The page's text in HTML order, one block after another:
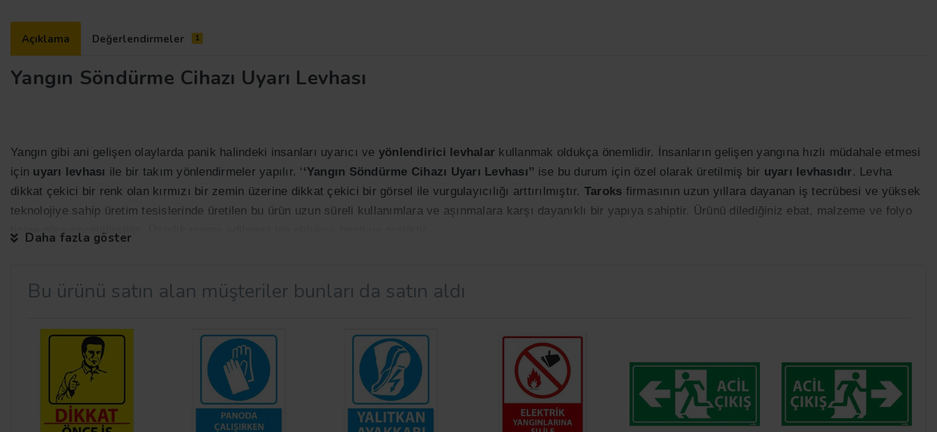
Açıklama Değerlendirmeler 1
Yangın Söndürme Cihazı Uyarı Levhası
Yangın gibi ani gelişen olaylarda panik halindeki insanları uyarıcı ve yönlendirici levhalar kullanmak oldukça önemlidir. İnsanların gelişen yangına hızlı müdahale etmesi
için uyarı levhası ile bir takım yönlendirmeler yapılır. ‘‘Yangın Söndürme Cihazı Uyarı Levhası’’ ise bu durum için özel olarak üretilmiş bir uyarı levhasıdır . Levha
dikkat çekici bir renk olan kırmızı bir zemin üzerine dikkat çekici bir görsel ile vurgulayıcılığı arttırılmıştır. Taroks firmasının uzun yıllara dayanan iş tecrübesi ve yüksek
teknolojiye sahip üretim tesislerinde üretilen bu ürün uzun süreli kullanımlara ve aşınmalara karşı dayanıklı bir yapıya sahiptir. Ürünü dilediğiniz ebat, malzeme ve folyo
tipine göre seçebilirsiniz. Üstelik monte edilmesi ise oldukça basit ve pratiktir.
Yangınla Mücadele Levha Modelleri
Yangınla mücadele kapsamında bir takım önlemleri almak yaşam alanlarımız ve kurumlarımız için büyük bir önem arz etmektedir. Kaza meydana geldiği anda daha bilinçli
olunması ve oluşabilecek hasarın minimuma indirilmesi için bir takım uyarıcı görseller kullanılır. Uyarı Levhaları.com sitemizde bulunan diğer levha çeşitlerimize
Daha fazla göster
Bu ürünü satın alan müşteriler bunları da satın aldı